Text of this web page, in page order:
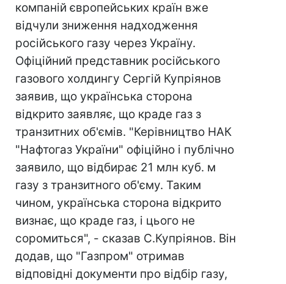
компаній європейських країн вже
відчули зниження надходження
російського газу через Україну.
Офіційний представник російського
газового холдингу Сергій Купріянов
заявив, що українська сторона
відкрито заявляє, що краде газ з
транзитних об'ємів. "Керівництво НАК
"Нафтогаз України" офіційно і публічно
заявило, що відбирає 21 млн куб. м
газу з транзитного об'єму. Таким
чином, українська сторона відкрито
визнає, що краде газ, і цього не
соромиться", - сказав С.Купріянов. Він
додав, що "Газпром" отримав
відповідні документи про відбір газу,